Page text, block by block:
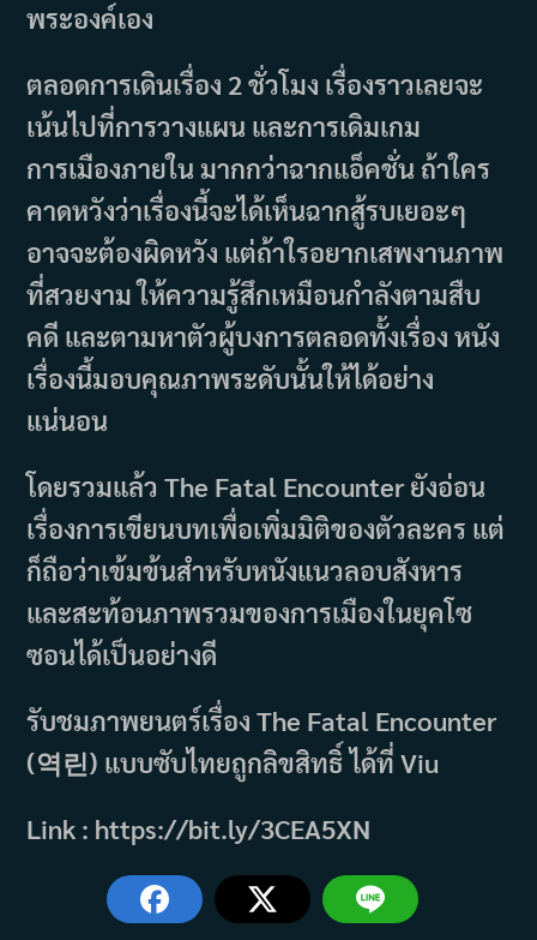
พระองค์เอง
ตลอดการเดินเรื่อง 2 ชั่วโมง เรื่องราวเลยจะ
เน้นไปที่การวางแผน และการเดิมเกม
การเมืองภายใน มากกว่าฉากแอ็คชั่น ถ้าใคร
คาดหวังว่าเรื่องนี้จะได้เห็นฉากสู้รบเยอะๆ
อาจจะต้องผิดหวัง แต่ถ้าใรอยากเสพงานภาพ
ที่สวยงาม ให้ความรู้สึกเหมือนกำลังตามสืบ
คดี และตามหาตัวผู้บงการตลอดทั้งเรื่อง หนัง
เรื่องนี้มอบคุณภาพระดับนั้นให้ได้อย่าง
แน่นอน
โดยรวมแล้ว The Fatal Encounter ยังอ่อน
เรื่องการเขียนบทเพื่อเพิ่มมิติของตัวละคร แต่
ก็ถือว่าเข้มข้นสำหรับหนังแนวลอบสังหาร
และสะท้อนภาพรวมของการเมืองในยุคโซ
ซอนได้เป็นอย่างดี
รับชมภาพยนตร์เรื่อง The Fatal Encounter
(역린) แบบซับไทยถูกลิขสิทธิ์ ได้ที่ Viu
Link : https://bit.ly/3CEA5XN